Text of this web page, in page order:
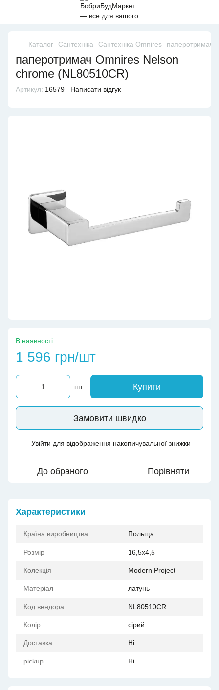
Каталог Сантехніка Сантехніка Omnires паперотримач
паперотримач Omnires Nelson
chrome (NL80510CR)
Артикул: 16579 Написати відгук
В наявності
1 596 грн/шт
шт Купити
Замовити швидко
Увійти для відображення накопичувальної знижки
До обраного Порівняти
Характеристики
Країна виробництва Польща
Розмір 16,5x4,5
Колекція Modern Project
Матеріал латунь
Код вендора NL80510CR
Колір сірий
Доставка Ні
pickup Ні